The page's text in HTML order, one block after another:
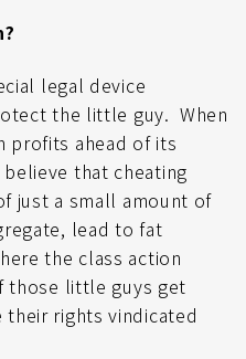
legal device
the little guy. When
profits ahead of its
that cheating
just a small amount of
lead to fat
the class action
those little guys get
their rights vindicated